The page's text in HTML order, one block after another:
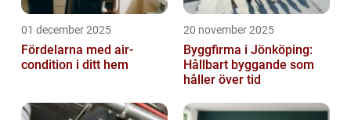
01 december 2025
Fördelarna med air-
condition i ditt hem
20 november 2025
Byggfirma i Jönköping:
Hållbart byggande som
håller över tid